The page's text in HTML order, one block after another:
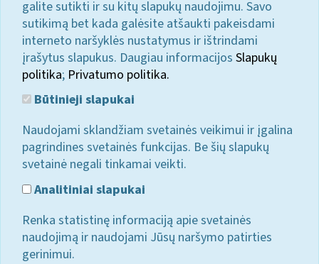
galite sutikti ir su kitų slapukų naudojimu. Savo
sutikimą bet kada galėsite atšaukti pakeisdami
interneto naršyklės nustatymus ir ištrindami
įrašytus slapukus. Daugiau informacijos Slapukų
politika; Privatumo politika.
Būtinieji slapukai
Naudojami sklandžiam svetainės veikimui ir įgalina
pagrindines svetainės funkcijas. Be šių slapukų
svetainė negali tinkamai veikti.
Analitiniai slapukai
Renka statistinę informaciją apie svetainės
naudojimą ir naudojami Jūsų naršymo patirties
gerinimui.